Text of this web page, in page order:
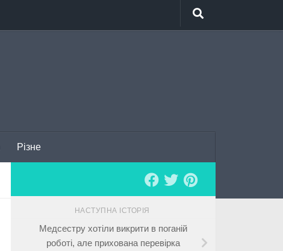
Різне
НАСТУПНА ІСТОРІЯ
Медсестру хотіли викрити в поганій
роботі, але прихована перевірка